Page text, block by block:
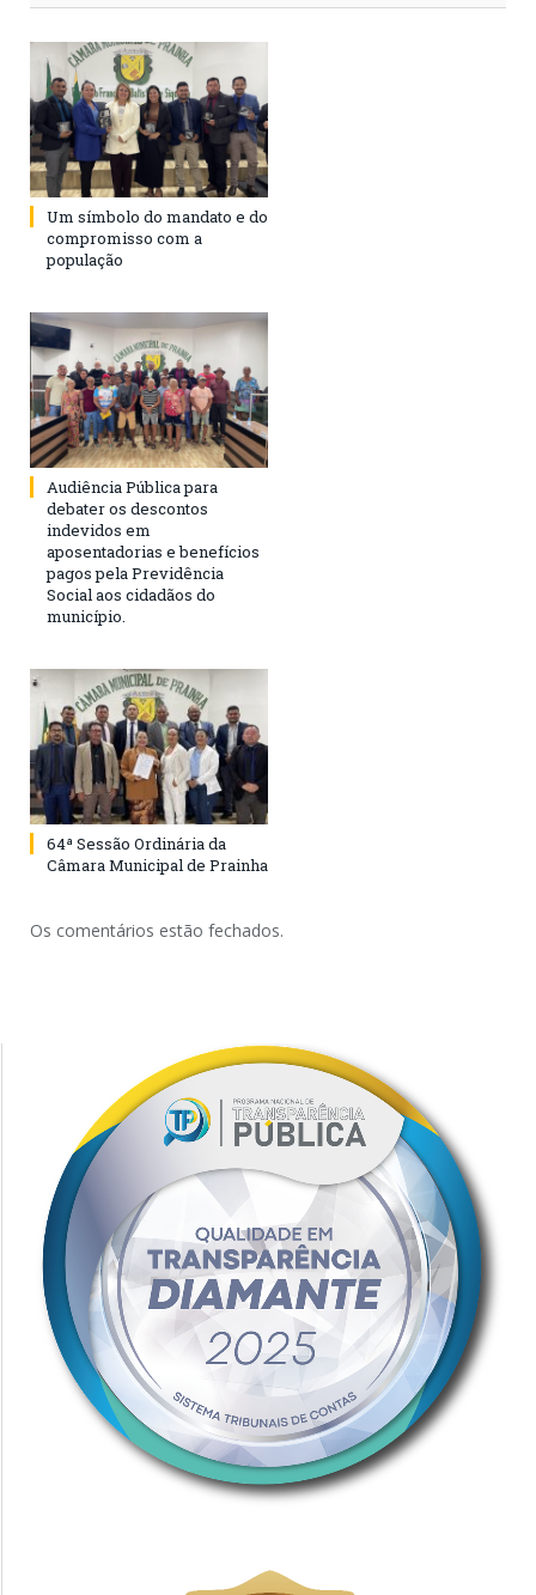
Um símbolo do mandato e do
compromisso com a
população
Audiência Pública para
debater os descontos
indevidos em
aposentadorias e benefícios
pagos pela Previdência
Social aos cidadãos do
município.
64ª Sessão Ordinária da
Câmara Municipal de Prainha
Os comentários estão fechados.